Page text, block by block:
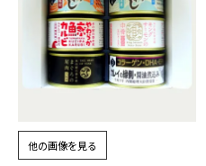
他の画像を見る